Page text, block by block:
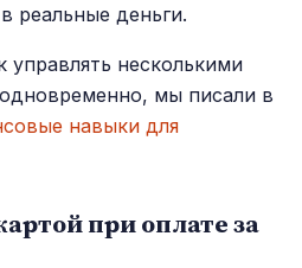
реальные деньги.
несколькими
мы писали в
навыки для
при оплате за